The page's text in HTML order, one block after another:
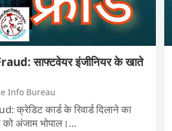
साफ्टवेयर इंजीनियर के खाते
Info Bureau
कार्ड के रिवार्ड दिलाने का
को अंजाम भोपाल।…